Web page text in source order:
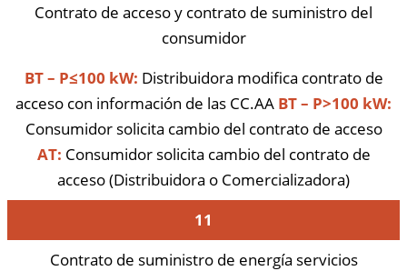
Contrato de acceso y contrato de suministro del
consumidor
BT – P≤100 kW: Distribuidora modifica contrato de
acceso con información de las CC.AA BT – P>100 kW:
Consumidor solicita cambio del contrato de acceso
AT: Consumidor solicita cambio del contrato de
acceso (Distribuidora o Comercializadora)
11
Contrato de suministro de energía servicios